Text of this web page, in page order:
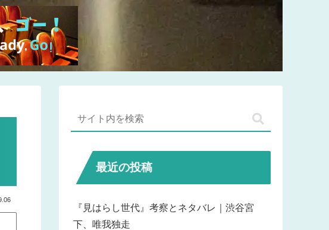
最近の投稿
『見はらし世代』考察とネタバレ｜渋谷宮
下、唯我独走